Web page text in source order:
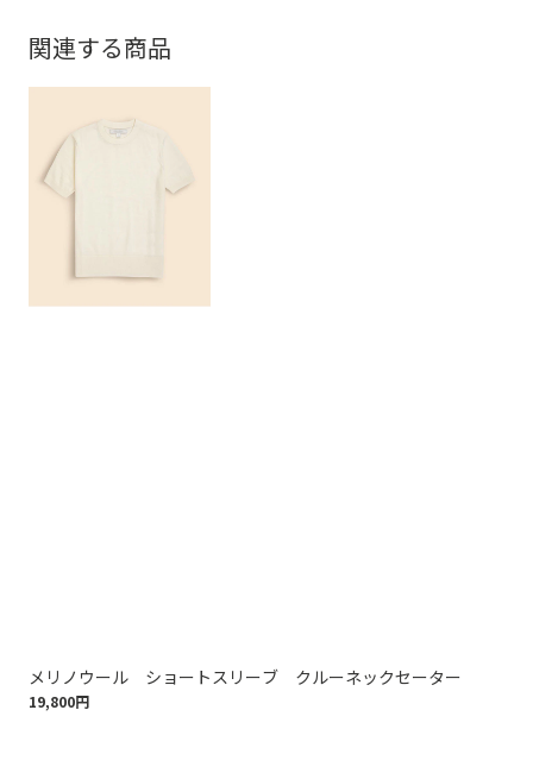
関連する商品
メリノウール ショートスリーブ クルーネックセーター
19,800円